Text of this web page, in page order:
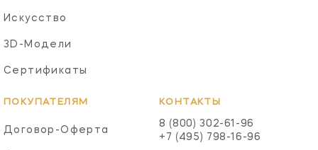
Искусство
3D-Модели
Сертификаты
ПОКУПАТЕЛЯМ
Договор-Оферта
КОНТАКТЫ
8 (800) 302-61-96
+7 (495) 798-16-96